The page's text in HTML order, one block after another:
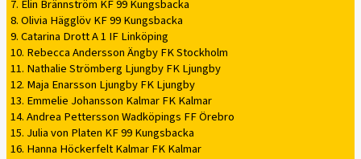
7. Elin Brännström KF 99 Kungsbacka
8. Olivia Hägglöv KF 99 Kungsbacka
9. Catarina Drott A 1 IF Linköping
10. Rebecca Andersson Ängby FK Stockholm
11. Nathalie Strömberg Ljungby FK Ljungby
12. Maja Enarsson Ljungby FK Ljungby
13. Emmelie Johansson Kalmar FK Kalmar
14. Andrea Pettersson Wadköpings FF Örebro
15. Julia von Platen KF 99 Kungsbacka
16. Hanna Höckerfelt Kalmar FK Kalmar